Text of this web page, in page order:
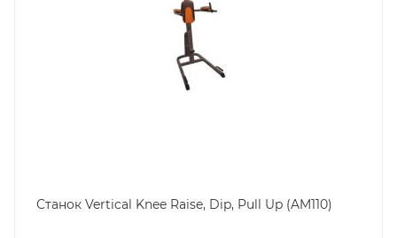
Станок Vertical Knee Raise, Dip, Pull Up (AM110)